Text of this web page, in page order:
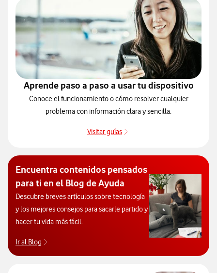
Aprende paso a paso a usar tu dispositivo
Conoce el funcionamiento o cómo resolver cualquier
problema con información clara y sencilla.
Visitar guías
Encuentra contenidos pensados
para ti en el Blog de Ayuda
Descubre breves artículos sobre tecnología
y los mejores consejos para sacarle partido y
hacer tu vida más fácil.
Ir al Blog